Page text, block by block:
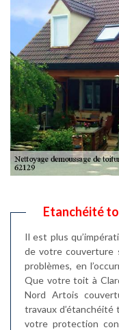
Etanchéité
Il est plus
de votre couverture
problèmes, en
Que votre toit à
Nord Artois
travaux
votre protection